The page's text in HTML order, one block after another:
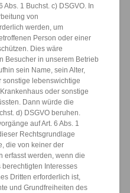
Abs. 1 Buchst. c) DSGVO. In
von
werden, um
Person oder einer
Dies wäre
Besucher in unserem Betrieb
sein Name, sein Alter,
lebenswichtige
oder sonstige
Dann würde die
d) DSGVO beruhen.
auf Art. 6 Abs. 1
Rechtsgrundlage
die von keiner der
erfasst werden, wenn die
Interesses
Dritten erforderlich ist,
und Grundfreiheiten des